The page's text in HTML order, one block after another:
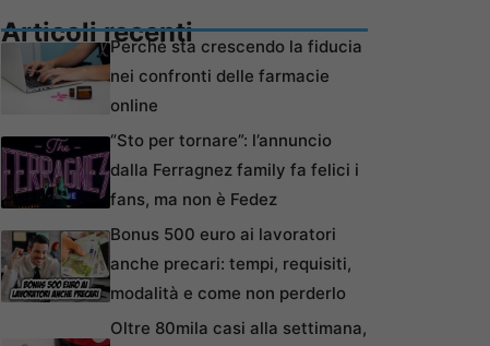
Articoli recentiPerché sta crescendo la fiducia
nei confronti delle farmacie
online
“Sto per tornare”: l’annuncio
dalla Ferragnez family fa felici i
fans, ma non è Fedez
Bonus 500 euro ai lavoratori
anche precari: tempi, requisiti,
modalità e come non perderlo
Oltre 80mila casi alla settimana,